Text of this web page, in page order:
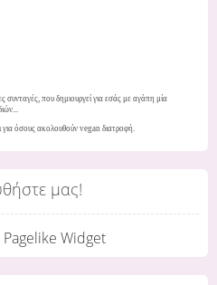
συνταγές, που δημιουργεί για εσάς με αγάπη μία
για όσους ακολουθούν vegan διατροφή.
μας!